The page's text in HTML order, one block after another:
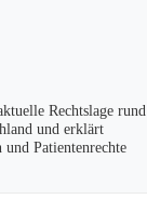
Rechtslage rund
und erklärt
und Patientenrechte